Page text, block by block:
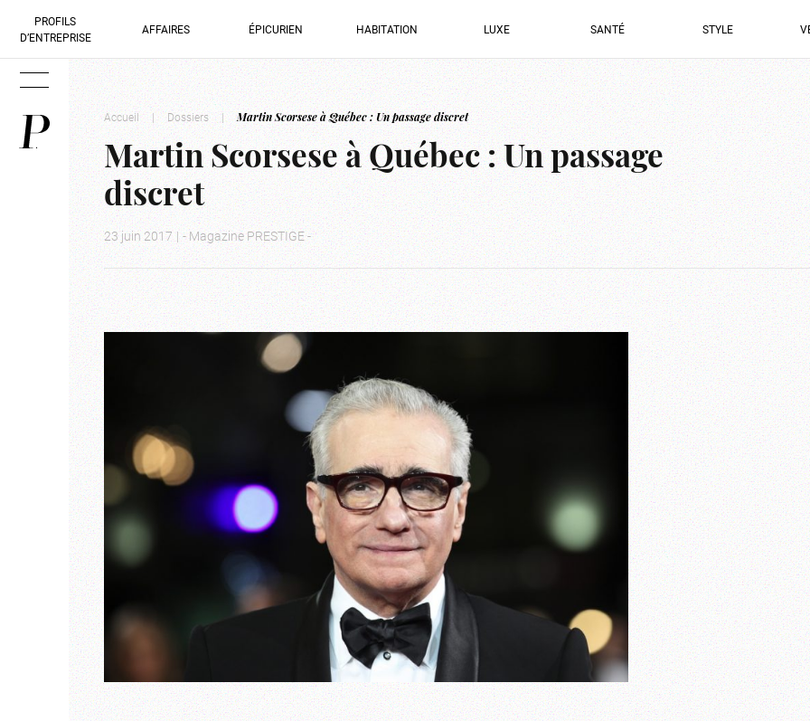
PROFILS
D’ENTREPRISE
AFFAIRES ÉPICURIEN HABITATION LUXE SANTÉ STYLE
Accueil | Dossiers | Martin Scorsese à Québec : Un passage discret
Martin Scorsese à Québec : Un passage
discret
23 juin 2017 | - Magazine PRESTIGE -